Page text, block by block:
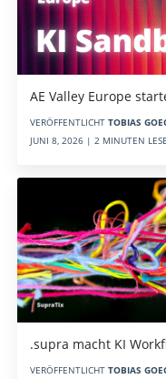
AE Valley Europe
VERÖFFENTLICHT TOBIAS
JUNI 8, 2026 | 2 MINUTEN
.supra macht KI
VERÖFFENTLICHT TOBIAS